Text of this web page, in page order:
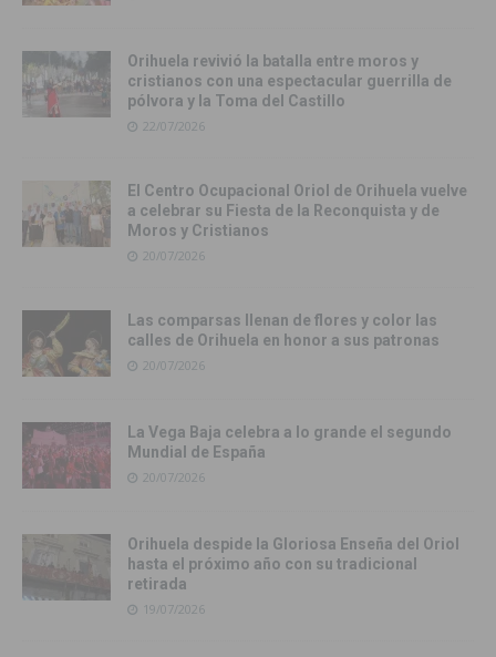
Orihuela revivió la batalla entre moros y
cristianos con una espectacular guerrilla de
pólvora y la Toma del Castillo
22/07/2026
El Centro Ocupacional Oriol de Orihuela vuelve
a celebrar su Fiesta de la Reconquista y de
Moros y Cristianos
20/07/2026
Las comparsas llenan de flores y color las
calles de Orihuela en honor a sus patronas
20/07/2026
La Vega Baja celebra a lo grande el segundo
Mundial de España
20/07/2026
Orihuela despide la Gloriosa Enseña del Oriol
hasta el próximo año con su tradicional
retirada
19/07/2026